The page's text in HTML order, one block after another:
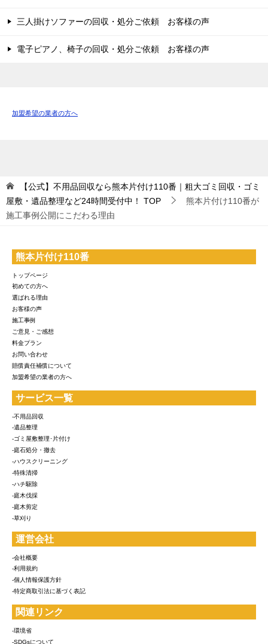
三人掛けソファーの回収・処分ご依頼 お客様の声
電子ピアノ、椅子の回収・処分ご依頼 お客様の声
加盟希望の業者の方へ
【公式】不用品回収なら熊本片付け110番｜粗大ゴミ回収・ゴミ
屋敷・遺品整理など24時間受付中！
TOP
熊本片付け110番が
施工事例公開にこだわる理由
熊本片付け110番
トップページ
初めての方へ
選ばれる理由
お客様の声
施工事例
ご意見・ご感想
料金プラン
お問い合わせ
賠償責任補償について
加盟希望の業者の方へ
サービス一覧
-不用品回収
-遺品整理
-ゴミ屋敷整理･片付け
-庭石処分・撤去
-ハウスクリーニング
-特殊清掃
-ハチ駆除
-庭木伐採
-庭木剪定
-草刈り
運営会社
-会社概要
-利用規約
-個人情報保護方針
-特定商取引法に基づく表記
関連リンク
-環境省
-SDGsについて